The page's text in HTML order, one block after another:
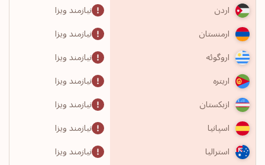
اردن
نیازمند ویزا
ارمنستان
نیازمند ویزا
اروگوئه
نیازمند ویزا
اریتره
نیازمند ویزا
ازبکستان
نیازمند ویزا
اسپانیا
نیازمند ویزا
استرالیا
نیازمند ویزا